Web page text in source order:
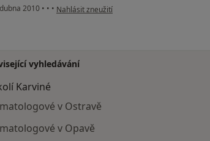
2010 • • • podle názoru uživatele Pacient
Nahlásit zneužití
vyhledávání
Karviné
v Ostravě
v Opavě